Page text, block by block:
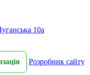
10а
Розробник сайту